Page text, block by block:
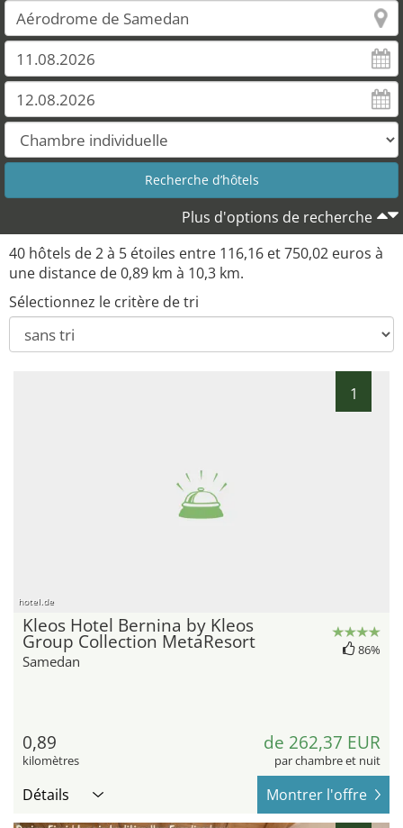
Plus d'options de recherche
40 hôtels de 2 à 5 étoiles entre 116,16 et 750,02 euros à
une distance de 0,89 km à 10,3 km.
Sélectionnez le critère de tri
1
hotel.de
Kleos Hotel Bernina by Kleos
Group Collection MetaResort
Samedan
86%
0,89
kilomètres
de 262,37 EUR
par chambre et nuit
Détails Montrer l'offre